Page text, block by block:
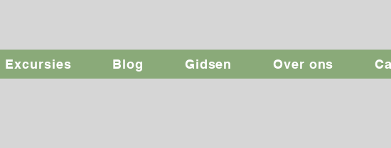
Excursies Blog Gidsen Over ons